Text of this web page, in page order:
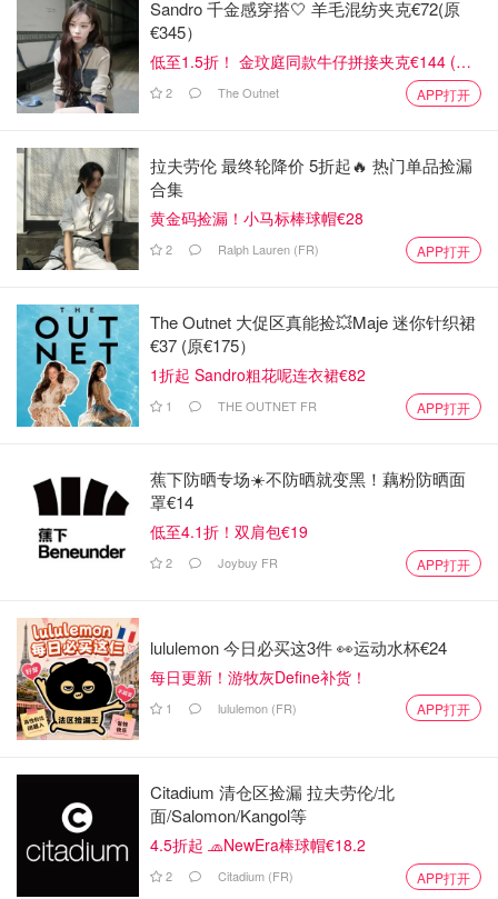
Sandro 千金感穿搭🤍 羊毛混纺夹克€72(原
€345）
低至1.5折！ 金玟庭同款牛仔拼接夹克€144 (原
€275）
2 The Outnet APP打开
拉夫劳伦 最终轮降价 5折起🔥 热门单品捡漏
合集
黄金码捡漏！小马标棒球帽€28
2 Ralph Lauren (FR) APP打开
The Outnet 大促区真能捡💥Maje 迷你针织裙
€37 (原€175）
1折起 Sandro粗花呢连衣裙€82
1 THE OUTNET FR APP打开
蕉下防晒专场☀️不防晒就变黑！藕粉防晒面
罩€14
低至4.1折！双肩包€19
2 Joybuy FR APP打开
lululemon 今日必买这3件 👀运动水杯€24
每日更新！游牧灰Define补货！
1 lululemon (FR) APP打开
Citadium 清仓区捡漏 拉夫劳伦/北
面/Salomon/Kangol等
4.5折起 🧢NewEra棒球帽€18.2
2 Citadium (FR) APP打开